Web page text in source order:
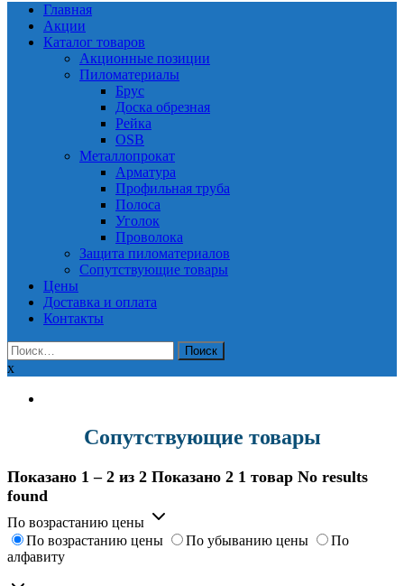
Главная
Акции
Каталог товаров
Акционные позиции
Пиломатериалы
Брус
Доска обрезная
Рейка
OSB
Металлопрокат
Арматура
Профильная труба
Полоса
Уголок
Проволока
Защита пиломатериалов
Сопутствующие товары
Цены
Доставка и оплата
Контакты
Найти:
x
Сопутствующие товары
Показано 1 – 2 из 2 Показано 2 1 товар No results
found
По возрастанию цены
По возрастанию цены
По убыванию цены
По
алфавиту